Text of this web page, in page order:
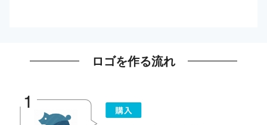
ロゴを作る流れ